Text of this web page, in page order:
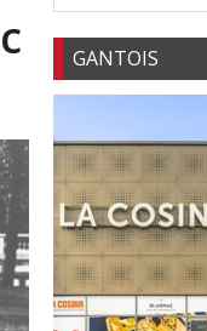
GANTOIS